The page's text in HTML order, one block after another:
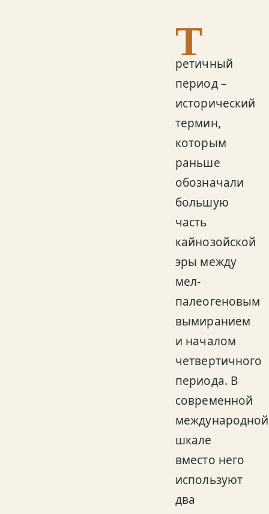
Т
ретичный
период –
исторический
термин,
которым
раньше
обозначали
большую
часть
кайнозойской
эры между
мел-
палеогеновым
вымиранием
и началом
четвертичного
периода. В
современной
международной
шкале
вместо него
используют
два